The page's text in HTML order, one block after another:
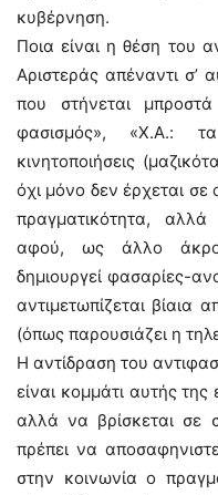
κυβέρνηση.
Ποια είναι η θέση του
Αριστεράς απέναντι σ’
που στήνεται
φασισμός», «Χ.Α.:
κινητοποιήσεις
όχι μόνο δεν έρχεται σε
πραγματικότητα,
αφού, ως άλλο άκρο,
δημιουργεί φασαρίες-
αντιμετωπίζεται βίαια
(όπως παρουσιάζει η
Η αντίδραση του
είναι κομμάτι αυτής
αλλά να βρίσκεται σε
πρέπει να
στην κοινωνία ο